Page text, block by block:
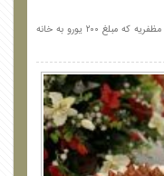
سپاس فراوان از محبت بی دریغ سرکار خانم دکتر مانلی مظفریه که مبلغ ۲۰۰ یورو به خانه